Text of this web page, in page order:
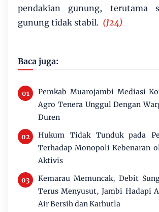
pendakian gunung, terutama
gunung tidak stabil. (J24)
Baca juga:
Pemkab Muarojambi Mediasi
Agro Tenera Unggul Dengan
Duren
Hukum Tidak Tunduk pada
Terhadap Monopoli Kebenaran
Aktivis
Kemarau Memuncak, Debit
Terus Menyusut, Jambi Hadapi
Air Bersih dan Karhutla